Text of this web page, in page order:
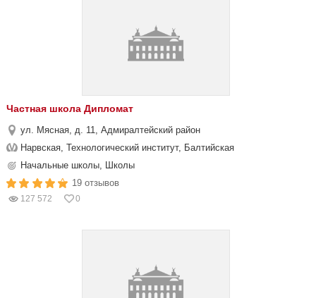
Частная школа Дипломат
ул. Мясная, д. 11, Адмиралтейский район
Нарвская, Технологический институт, Балтийская
Начальные школы, Школы
19 отзывов
127 572 0